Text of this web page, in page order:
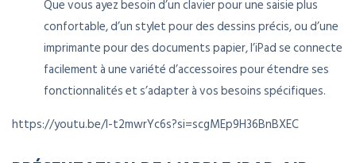
Que vous ayez besoin d’un clavier pour une saisie plus
confortable, d’un stylet pour des dessins précis, ou d’une
imprimante pour des documents papier, l’iPad se connecte
facilement à une variété d’accessoires pour étendre ses
fonctionnalités et s’adapter à vos besoins spécifiques.
https://youtu.be/I-t2mwrYc6s?si=scgMEp9H36BnBXEC